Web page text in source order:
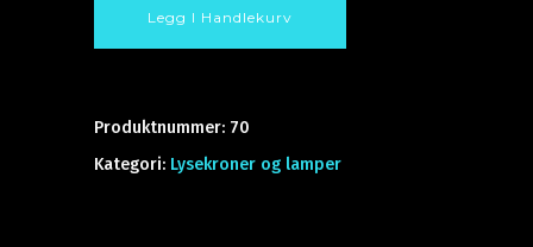
Legg I Handlekurv
Produktnummer: 70
Kategori: Lysekroner og lamper